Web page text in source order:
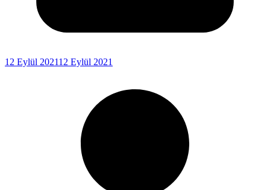
12 Eylül 202112 Eylül 2021